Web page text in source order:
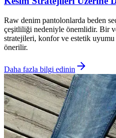
Raw denim pantolonlarda beden
çeşitliliği nedeniyle önemlidir. Bir
stratejileri, konfor ve estetik uyumu
önerilir.
Daha fazla bilgi edinin